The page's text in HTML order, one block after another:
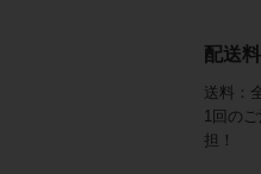
配送
送料：
1回の
担！